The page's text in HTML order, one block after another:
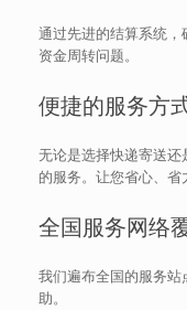
通过先进的结算系统
资金周转问题。
便捷的服务方
无论是选择快递寄送
的服务。让您省心、省
全国服务网络
我们遍布全国的服务
助。